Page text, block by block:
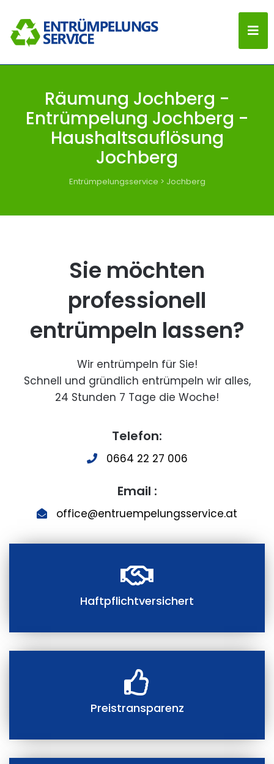
Räumung Jochberg -
Entrümpelung Jochberg -
Haushaltsauflösung
Jochberg
Entrümpelungsservice > Jochberg
Sie möchten
professionell
entrümpeln lassen?
Wir entrümpeln für Sie!
Schnell und gründlich entrümpeln wir alles,
24 Stunden 7 Tage die Woche!
Telefon:
0664 22 27 006
Email :
office@entruempelungsservice.at
Haftpflichtversichert
Preistransparenz